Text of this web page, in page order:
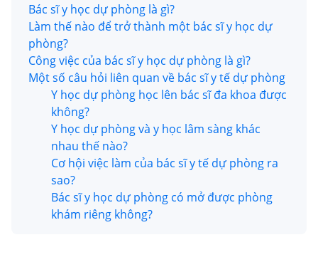
Bác sĩ y học dự phòng là gì?
Làm thế nào để trở thành một bác sĩ y học dự
phòng?
Công việc của bác sĩ y học dự phòng là gì?
Một số câu hỏi liên quan về bác sĩ y tế dự phòng
Y học dự phòng học lên bác sĩ đa khoa được
không?
Y học dự phòng và y học lâm sàng khác
nhau thế nào?
Cơ hội việc làm của bác sĩ y tế dự phòng ra
sao?
Bác sĩ y học dự phòng có mở được phòng
khám riêng không?